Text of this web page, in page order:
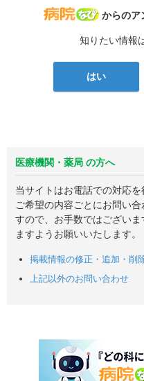
病院なび
からのア
知りたい情報
はい
医療機関・薬局 の方へ
当サイトはお電話での対応を
ご希望の内容ごとにお問い
すので、お手数ではござい
ますようお願いいたします。
掲載情報の修正・追加・削
上記以外のお問い合わせ